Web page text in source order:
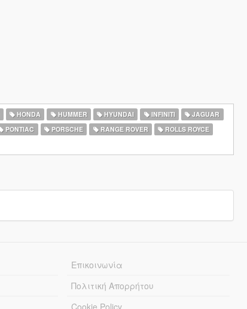
HONDA HUMMER HYUNDAI INFINITI
JAGUAR
PONTIAC PORSCHE RANGE ROVER
ROLLS ROYCE
Επικοινωνία
Πολιτική Απορρήτου
Cookie Policy